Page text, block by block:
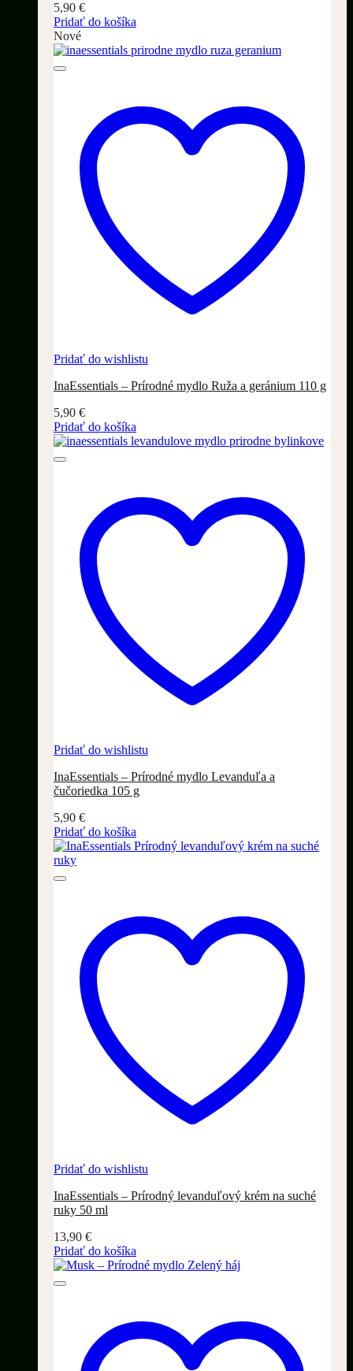
5,90 €
Pridať do košíka
Nové
Pridať do wishlistu
InaEssentials – Prírodné mydlo Ruža a geránium 110 g
5,90 €
Pridať do košíka
Pridať do wishlistu
InaEssentials – Prírodné mydlo Levanduľa a
čučoriedka 105 g
5,90 €
Pridať do košíka
Pridať do wishlistu
InaEssentials – Prírodný levanduľový krém na suché
ruky 50 ml
13,90 €
Pridať do košíka